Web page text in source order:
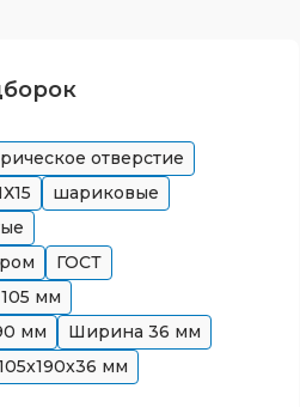
отверстие
шариковые
ГОСТ
105 мм
мм Ширина 36 мм
мм